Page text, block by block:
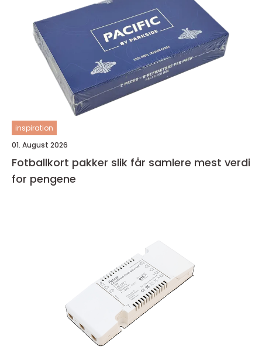
inspiration
01. August 2026
Fotballkort pakker slik får samlere mest verdi
for pengene